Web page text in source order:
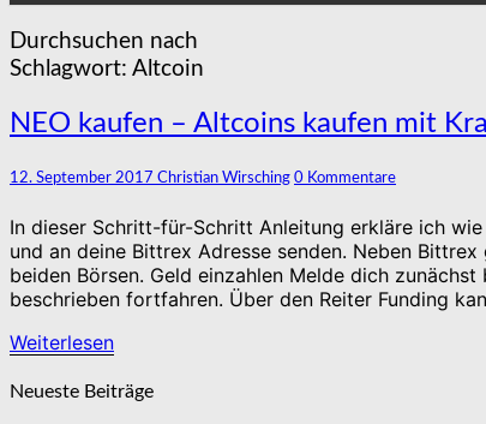
Durchsuchen nach
Schlagwort: Altcoin
NEO
kaufen
–
Altcoins
kaufen
mit
Kraken
und
Bittrex
NEO kaufen – Altcoins kaufen mit
12. September 2017 Christian Wirsching Kommentare
0 Kommentare
In dieser Schritt-für-Schritt Anleitung erkläre ich
und an deine Bittrex Adresse senden. Neben
beiden Börsen. Geld einzahlen Melde dich
beschrieben fortfahren. Über den Reiter Funding
WeiterlesenWeiterlesen
Neueste Beiträge